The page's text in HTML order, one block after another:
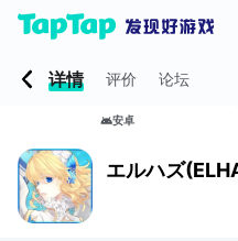
详情 评价 论坛
安卓
エルハズ